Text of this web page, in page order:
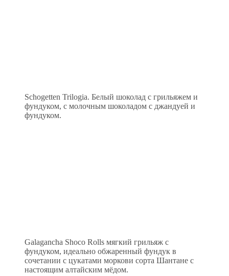
Schogetten Trilogia. Белый шоколад с грильяжем и
фундуком, с молочным шоколадом с джандуей и
фундуком.
Galagancha Shoco Rolls мягкий грильяж с
фундуком, идеально обжаренный фундук в
сочетании с цукатами моркови сорта Шантане с
настоящим алтайским мёдом.